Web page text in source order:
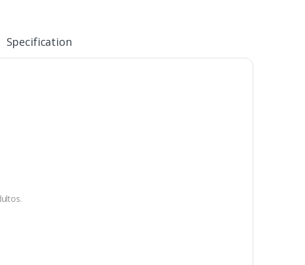
Specification